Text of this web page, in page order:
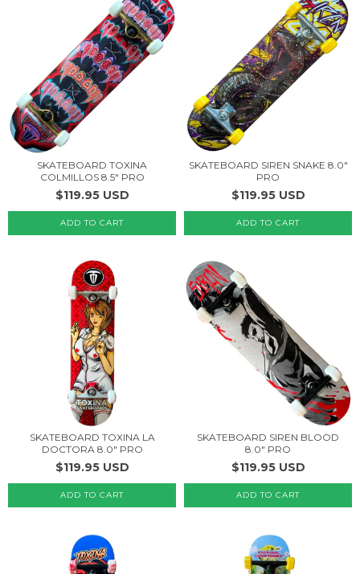
SKATEBOARD TOXINA
COLMILLOS 8.5" PRO
$119.95 USD
SKATEBOARD SIREN SNAKE 8.0"
PRO
$119.95 USD
SKATEBOARD TOXINA LA
DOCTORA 8.0" PRO
$119.95 USD
SKATEBOARD SIREN BLOOD
8.0" PRO
$119.95 USD